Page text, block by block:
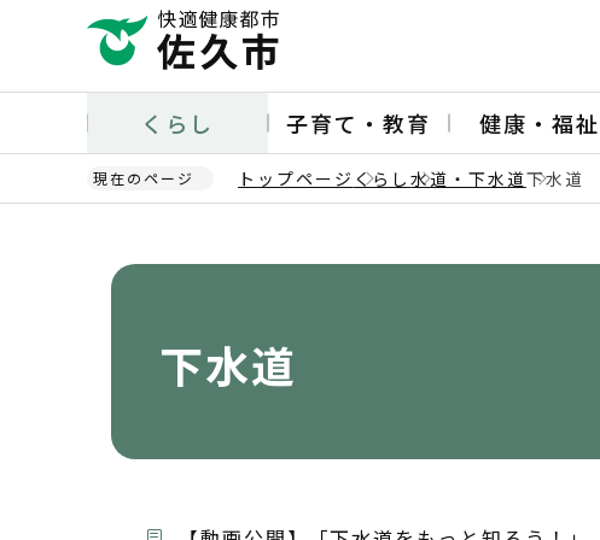
ー
の
くらし 子育て・教育 健康・福祉
現在のページ トップページ くらし水道・下水道下水道
下水道